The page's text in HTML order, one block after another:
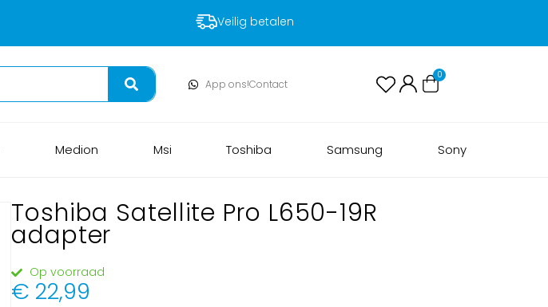
Voor 17:00 uur besteld, volgende dag in huis!
App ons!Contact
0
Medion Msi Toshiba Samsung Sony
Toshiba Satellite Pro L650-19R
adapter
Op voorraad
€ 22,99